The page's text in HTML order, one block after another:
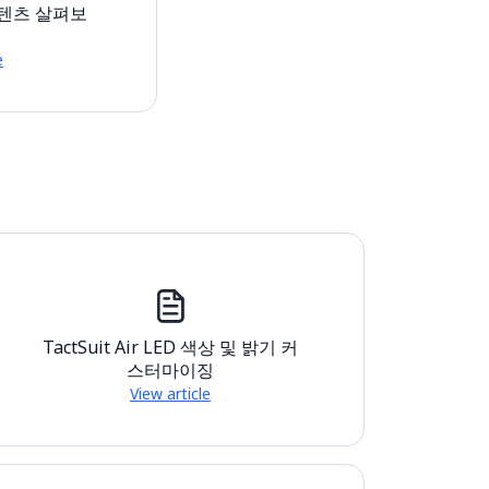
츠 살펴보
TactSuit Air LED 색상 및 밝기 커
스터마이징
View article